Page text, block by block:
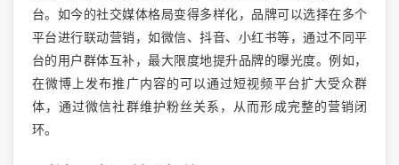
台。如今的社交媒体格局变得多样化，品牌可以选择在多个
平台进行联动营销，如微信、抖音、小红书等，通过不同平
台的用户群体互补，最大限度地提升品牌的曝光度。例如，
在微博上发布推广内容的可以通过短视频平台扩大受众群
体，通过微信社群维护粉丝关系，从而形成完整的营销闭
环。